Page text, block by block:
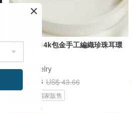
花繡珍珠 14k包金手工編織珍珠耳環
耳勾
Zuzu Jewelry
US$ 41.48 US$ 43.66
獨家販售